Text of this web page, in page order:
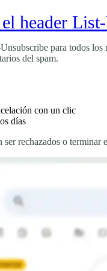
header
para todos
del spam.
con un clic
días
rechazados o